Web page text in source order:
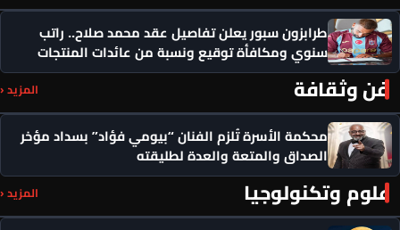
طرابزون سبور يعلن تفاصيل عقد محمد صلاح.. راتب
سنوي ومكافأة توقيع ونسبة من عائدات المنتجات
فن وثقافة المزيد ‹
محكمة الأسرة تُلزم الفنان “بيومي فؤاد” بسداد مؤخر
الصداق والمتعة والعدة لطليقته
علوم وتكنولوجيا المزيد ‹